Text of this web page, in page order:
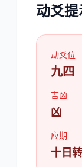
动爻
动爻位
九四
吉凶
凶
应期
十日